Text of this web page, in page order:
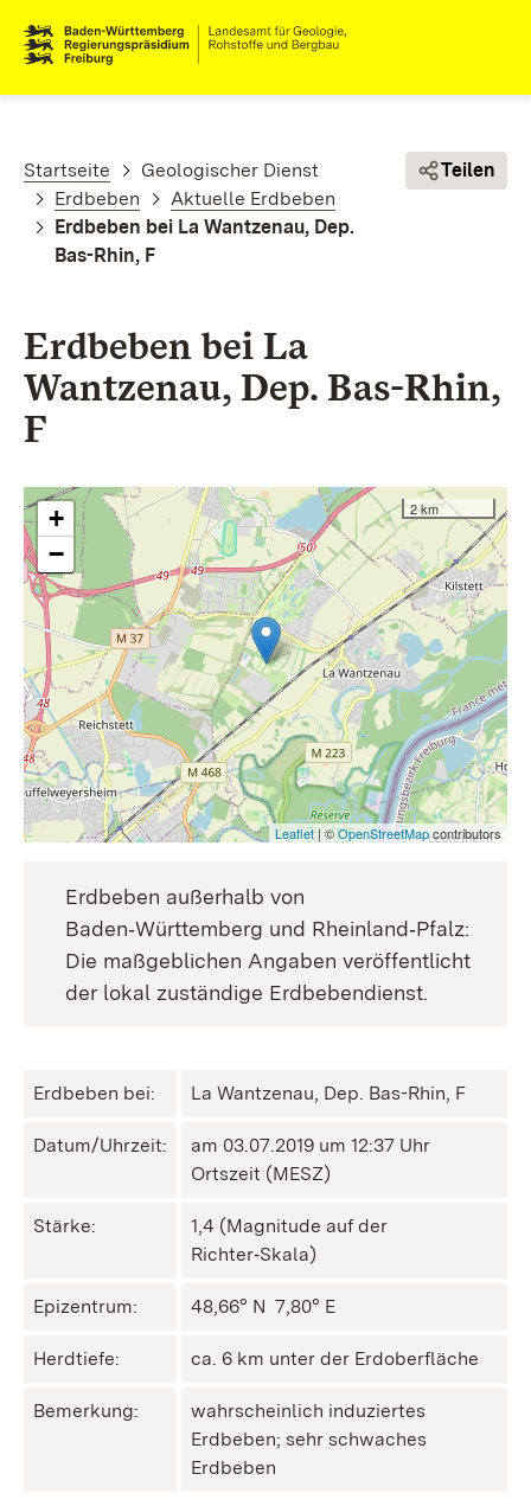
Pfadnavigation
Startseite
Geologischer Dienst
Erdbeben
Aktuelle Erdbeben
Erdbeben bei La Wantzenau, Dep.
Bas-Rhin, F
Teilen
Erdbeben bei La
Wantzenau, Dep. Bas-Rhin,
F
+
−
2 km
Leaflet| ©OpenStreetMapcontributors
Erdbeben außerhalb von
Baden‑Württemberg und Rheinland‑Pfalz:
Die maßgeblichen Angaben veröffentlicht
der lokal zuständige Erdbebendienst.
Erdbeben bei: La Wantzenau, Dep. Bas-Rhin, F
Datum/Uhrzeit:
am 03.07.2019 um 12:37 Uhr
Ortszeit (MESZ)
Stärke:
1,4 (Magnitude auf der
Richter‑Skala)
Epizentrum: 48,66° N ㅤ 7,80° E
Herdtiefe: ca. 6 km unter der Erdoberfläche
Bemerkung:
wahrscheinlich induziertes
Erdbeben; sehr schwaches
Erdbeben